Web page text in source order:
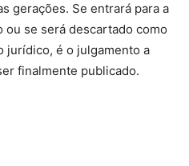
gerações. Se entrará para a
se será descartado como
jurídico, é o julgamento a
finalmente publicado.